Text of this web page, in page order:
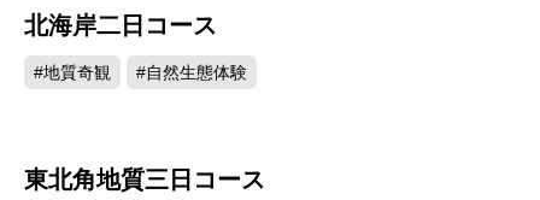
北海岸二日コース
#地質奇観 #自然生態体験
東北角地質三日コース